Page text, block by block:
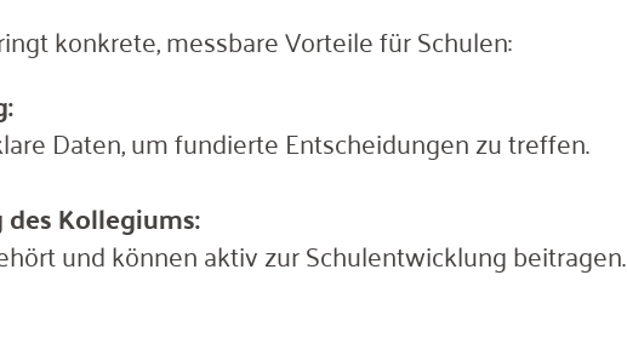
konkrete, messbare Vorteile für Schulen:
Daten, um fundierte Entscheidungen zu treffen.
Kollegiums:
und können aktiv zur Schulentwicklung beitragen.